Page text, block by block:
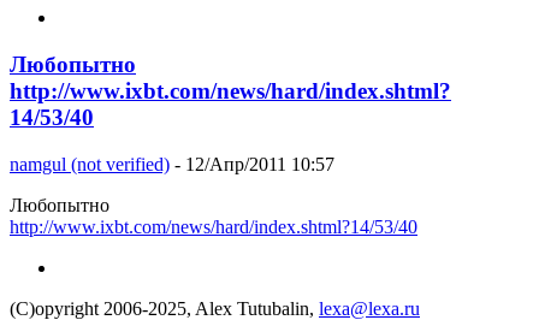
Любопытно
http://www.ixbt.com/news/hard/index.shtml?
14/53/40
namgul (not verified) - 12/Апр/2011 10:57
Любопытно
http://www.ixbt.com/news/hard/index.shtml?14/53/40
(C)opyright 2006-2025, Alex Tutubalin, lexa@lexa.ru